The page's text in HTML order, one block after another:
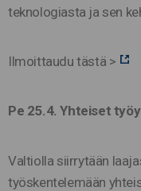
teknologiasta ja sen
Ilmoittaudu tästä >
Pe 25.4. Yhteiset
Valtiolla siirrytään
työskentelemään